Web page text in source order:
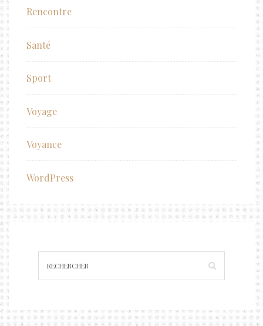
Rencontre
Santé
Sport
Voyage
Voyance
WordPress